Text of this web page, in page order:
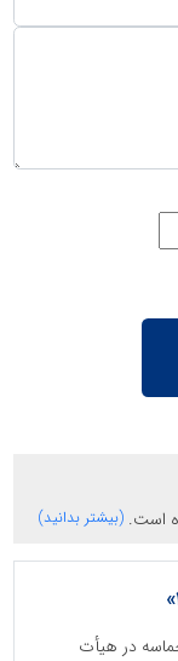
(بیشتر بدانید)
در هیأت